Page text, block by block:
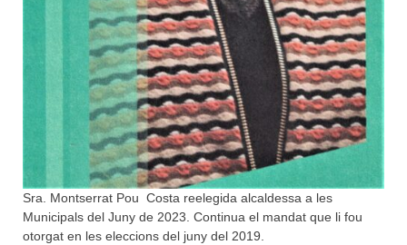
Sra. Montserrat Pou Costa reelegida alcaldessa a les
Municipals del Juny de 2023. Continua el mandat que li fou
otorgat en les eleccions del juny del 2019.